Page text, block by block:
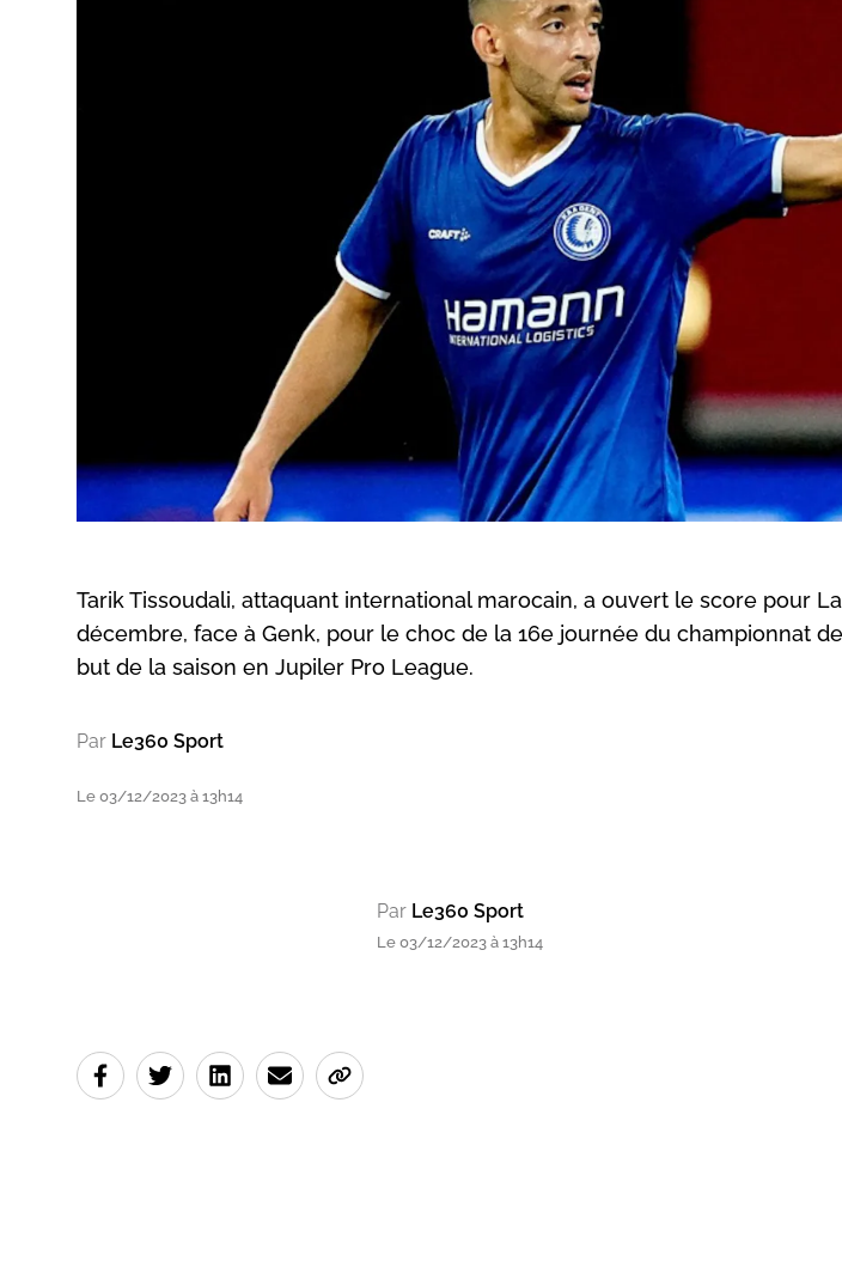
Tarik Tissoudali, attaquant international marocain, a ouvert le score pour
décembre, face à Genk, pour le choc de la 16e journée du championnat
but de la saison en Jupiler Pro League.
Par Le360 Sport
Le 03/12/2023 à 13h14
Par Le360 Sport
Le 03/12/2023 à 13h14